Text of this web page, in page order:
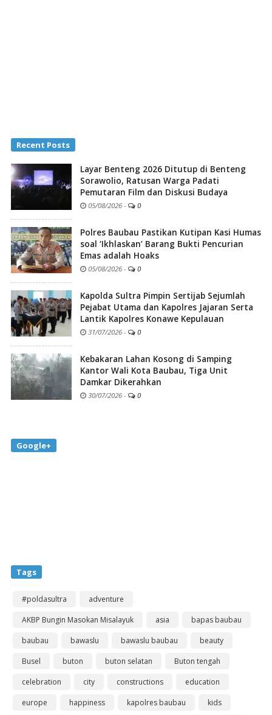
Recent Posts
Layar Benteng 2026 Ditutup di Benteng
Sorawolio, Ratusan Warga Padati
Pemutaran Film dan Diskusi Budaya
05/08/2026 - 0
Polres Baubau Pastikan Kutipan Kasi Humas
soal ‘Ikhlaskan’ Barang Bukti Pencurian
Emas adalah Hoaks
05/08/2026 - 0
Kapolda Sultra Pimpin Sertijab Sejumlah
Pejabat Utama dan Kapolres Jajaran Serta
Lantik Kapolres Konawe Kepulauan
31/07/2026 - 0
Kebakaran Lahan Kosong di Samping
Kantor Wali Kota Baubau, Tiga Unit
Damkar Dikerahkan
30/07/2026 - 0
Google+
Tags
#poldasultra
adventure
AKBP Bungin Masokan Misalayuk
asia
bapas baubau
baubau
bawaslu bawaslu baubau
beauty
Busel
buton buton selatan
Buton tengah
celebration
city constructions
education
europe
happiness kapolres baubau
kids